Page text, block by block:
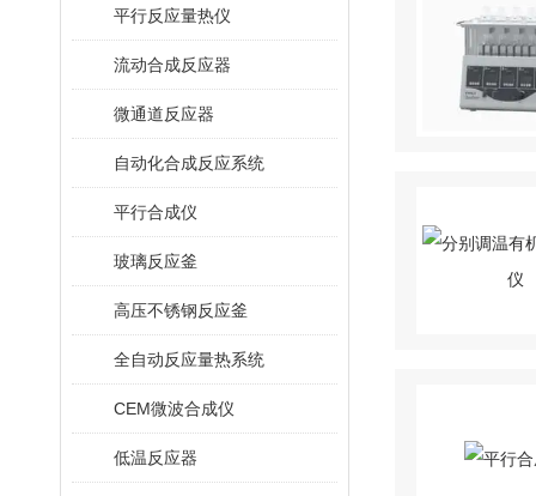
平行反应量热仪
流动合成反应器
微通道反应器
自动化合成反应系统
平行合成仪
玻璃反应釜
高压不锈钢反应釜
全自动反应量热系统
CEM微波合成仪
低温反应器